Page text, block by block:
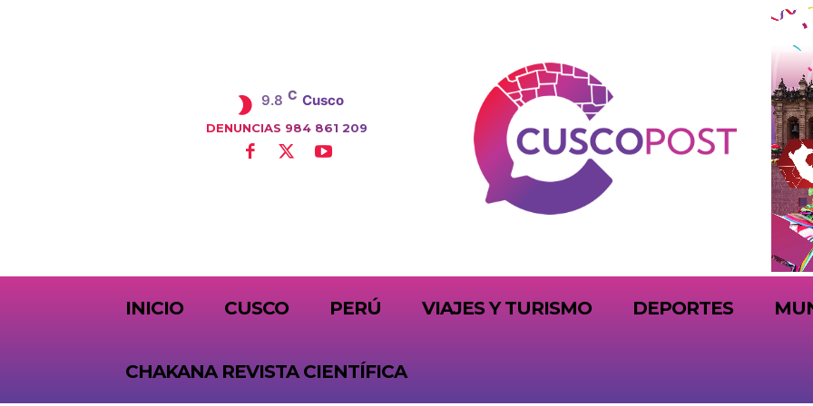
9.8 C Cusco
DENUNCIAS 984 861 209
INICIO CUSCO PERÚ VIAJES Y TURISMO DEPORTES
CHAKANA REVISTA CIENTÍFICA